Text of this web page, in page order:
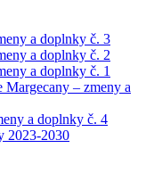
a doplnky č. 3
a doplnky č. 2
a doplnky č. 1
Margecany – zmeny a
a doplnky č. 4
2023-2030